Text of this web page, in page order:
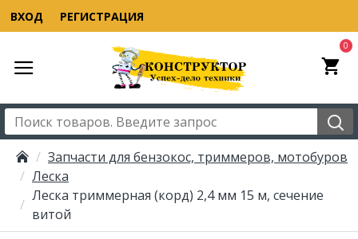
ВХОД РЕГИСТРАЦИЯ
0
Запчасти для бензокос, триммеров, мотобуров
Леска
Леска триммерная (корд) 2,4 мм 15 м, сечение
витой